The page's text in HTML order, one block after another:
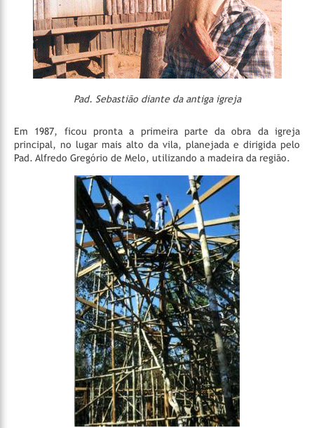
Pad. Sebastião diante da antiga igreja
Em 1987, ficou pronta a primeira parte da obra da igreja
principal, no lugar mais alto da vila, planejada e dirigida pelo
Pad. Alfredo Gregório de Melo, utilizando a madeira da região.